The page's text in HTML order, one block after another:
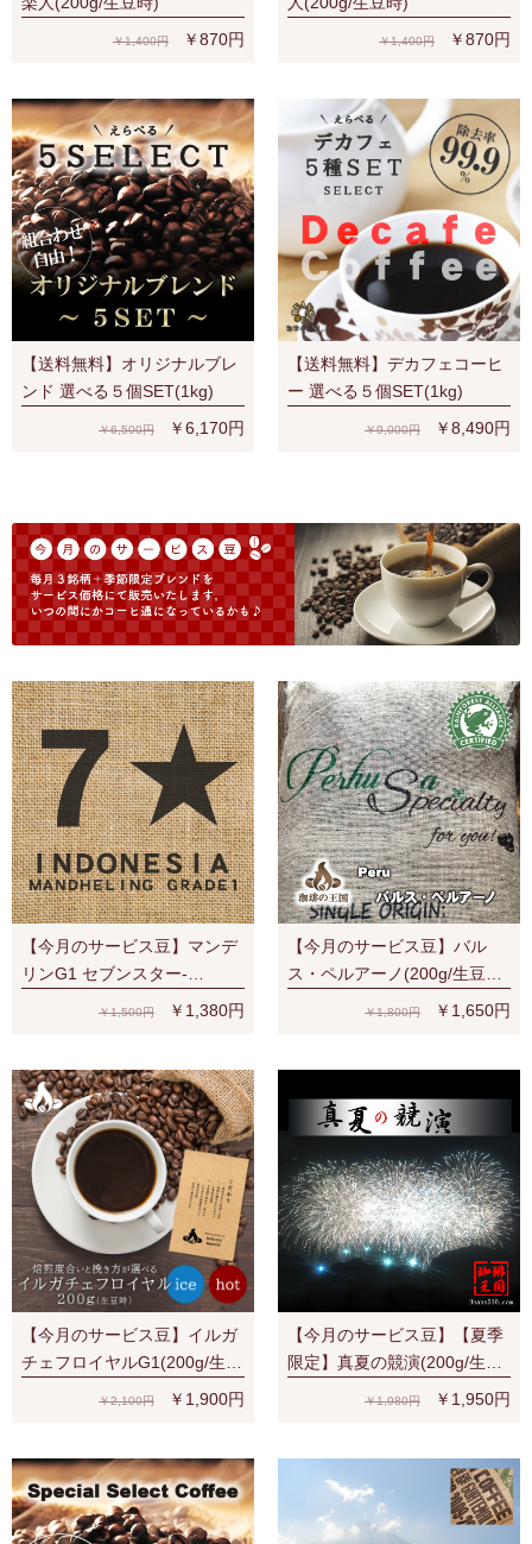
￥1,400円 ￥870円 ￥1,400円 ￥870円
【送料無料】オリジナルブレ
ンド 選べる５個SET(1kg)
￥6,500円 ￥6,170円
【送料無料】デカフェコーヒ
ー 選べる５個SET(1kg)
￥9,000円 ￥8,490円
【今月のサービス豆】マンデ
リンG1 セブンスター-
SevenStars (200g/生豆時) RA
￥1,500円 ￥1,380円
【今月のサービス豆】バル
ス・ペルアーノ(200g/生豆
時)RA認証 スペシャルティ 芳
￥1,800円 ￥1,650円
【今月のサービス豆】イルガ
チェフロイヤルG1(200g/生豆
時) 有機栽培豆 ナチュラル ス
￥2,100円 ￥1,900円
【今月のサービス豆】【夏季
限定】真夏の競演(200g/生豆
￥1,980円 ￥1,950円